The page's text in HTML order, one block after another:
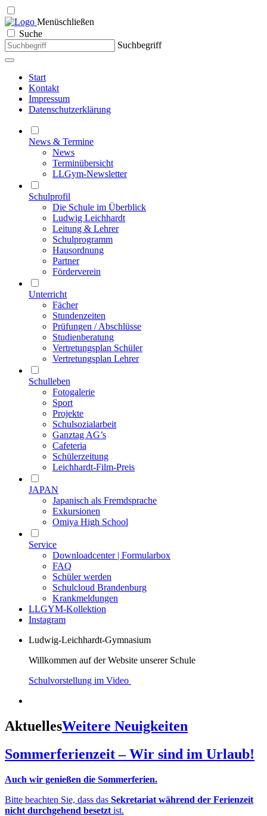
Menüschließen
Suche
Suchbegriff
Start
Kontakt
Impressum
Datenschutzerklärung
News & Termine
News
Terminübersicht
LLGym-Newsletter
Schulprofil
Die Schule im Überblick
Ludwig Leichhardt
Leitung & Lehrer
Schulprogramm
Hausordnung
Partner
Förderverein
Unterricht
Fächer
Stundenzeiten
Prüfungen / Abschlüsse
Studienberatung
Vertretungsplan Schüler
Vertretungsplan Lehrer
Schulleben
Fotogalerie
Sport
Projekte
Schulsozialarbeit
Ganztag AG’s
Cafeteria
Schülerzeitung
Leichhardt-Film-Preis
JAPAN
Japanisch als Fremdsprache
Exkursionen
Omiya High School
Service
Downloadcenter | Formularbox
FAQ
Schüler werden
Schulcloud Brandenburg
Krankmeldungen
LLGYM-Kollektion
Instagram
Ludwig-Leichhardt-Gymnasium
Willkommen auf der Website unserer Schule
Schulvorstellung im Video
AktuellesWeitere Neuigkeiten
Sommerferienzeit – Wir sind im Urlaub!
Auch wir genießen die Sommerferien.
Bitte beachten Sie, dass das Sekretariat während der Ferienzeit
nicht durchgehend besetzt ist.